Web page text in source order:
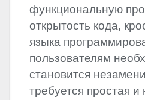
функциональную
открытость кода,
языка
пользователям
становится
требуется простая